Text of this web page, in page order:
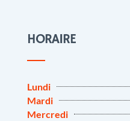
HORAIRE
Lundi
Mardi
Mercredi